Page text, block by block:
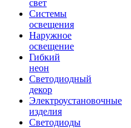
свет
Системы
освещения
Наружное
освещение
Гибкий
неон
Светодиодный
декор
Электроустановочные
изделия
Светодиоды